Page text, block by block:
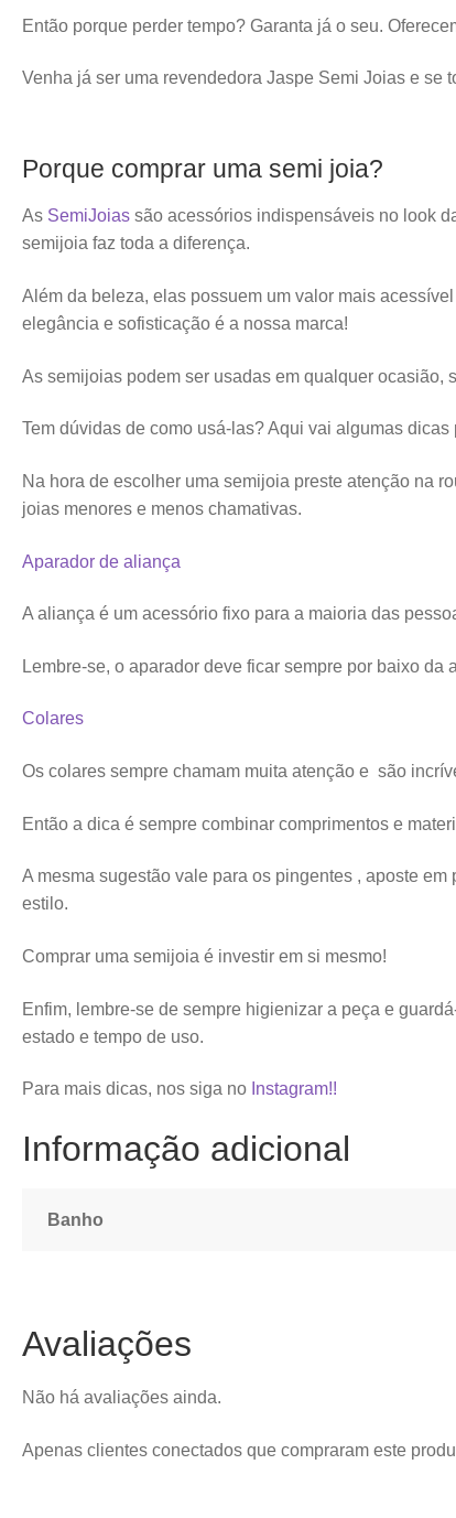
Então porque perder tempo? Garanta já o seu.
Venha já ser uma revendedora Jaspe Semi Joias e se
Porque comprar uma semi joia?
As SemiJoias são acessórios indispensáveis no look
semijoia faz toda a diferença.
Além da beleza, elas possuem um valor mais
elegância e sofisticação é a nossa marca!
As semijoias podem ser usadas em qualquer ocasião,
Tem dúvidas de como usá-las? Aqui vai algumas dicas
Na hora de escolher uma semijoia preste atenção na
joias menores e menos chamativas.
Aparador de aliança
A aliança é um acessório fixo para a maioria das
Lembre-se, o aparador deve ficar sempre por baixo
Colares
Os colares sempre chamam muita atenção e são
Então a dica é sempre combinar comprimentos e
A mesma sugestão vale para os pingentes , aposte
estilo.
Comprar uma semijoia é investir em si mesmo!
Enfim, lembre-se de sempre higienizar a peça e
estado e tempo de uso.
Para mais dicas, nos siga no Instagram!!
Informação adicional
Banho
Avaliações
Não há avaliações ainda.
Apenas clientes conectados que compraram este